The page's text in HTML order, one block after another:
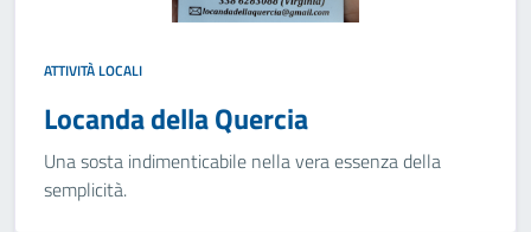
ATTIVITÀ LOCALI
Locanda della Quercia
Una sosta indimenticabile nella vera essenza della
semplicità.